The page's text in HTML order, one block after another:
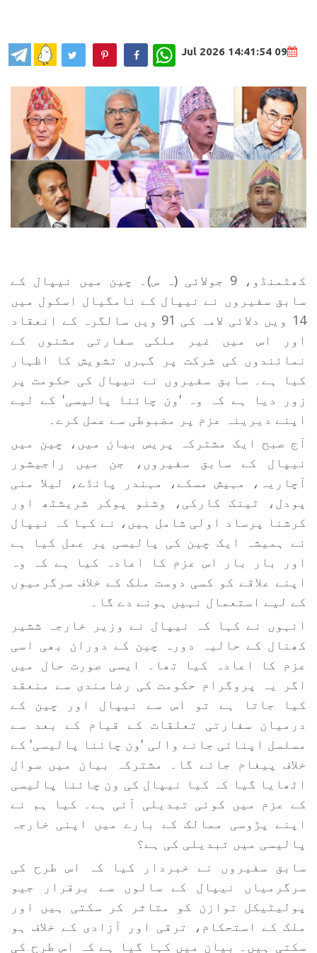
09 Jul 2026 14:41:54
WhatsApp
کھٹمنڈو، 9 جولائی (ہ س)۔ چین میں نیپال کے
سابق سفیروں نے نیپال کے نامگیال اسکول میں
14 ویں دلائی لامہ کی 91 ویں سالگرہ کے انعقاد
اور اس میں غیر ملکی سفارتی مشنوں کے
نمائندوں کی شرکت پر گہری تشویش کا اظہار
کیا ہے۔ سابق سفیروں نے نیپال کی حکومت پر
زور دیا ہے کہ وہ 'ون چائنا پالیسی' کے لیے
اپنے دیرینہ عزم پر مضبوطی سے عمل کرے۔
آج صبح ایک مشترکہ پریس بیان میں، چین میں
نیپال کے سابق سفیروں، جن میں راجیشور
آچاریہ، مہیش مسکے، مہندر پانڈے، لیلا منی
پودل، ٹینک کارکی، وشنو پوکر شریشٹھ اور
کرشنا پرساد اولی شامل ہیں، نے کہا کہ نیپال
نے ہمیشہ ایک چین کی پالیسی پر عمل کیا ہے
اور بار بار اس عزم کا اعادہ کیا ہے کہ وہ
اپنے علاقے کو کسی دوست ملک کے خلاف سرگرمیوں
کے لیے استعمال نہیں ہونے دے گا۔
انہوں نے کہا کہ نیپال نے وزیر خارجہ ششیر
کھنال کے حالیہ دورہ چین کے دوران بھی اسی
عزم کا اعادہ کیا تھا۔ ایسی صورت حال میں
اگر یہ پروگرام حکومت کی رضامندی سے منعقد
کیا جاتا ہے تو اس سے نیپال اور چین کے
درمیان سفارتی تعلقات کے قیام کے بعد سے
مسلسل اپنائی جانے والی 'ون چائنا پالیسی' کے
خلاف پیغام جائے گا۔ مشترکہ بیان میں سوال
اٹھایا گیا کہ کیا نیپال کی ون چائنا پالیسی
کے عزم میں کوئی تبدیلی آئی ہے۔ کیا ہم نے
اپنے پڑوسی ممالک کے بارے میں اپنی خارجہ
پالیسی میں تبدیلی کی ہے؟
سابق سفیروں نے خبردار کیا کہ اس طرح کی
سرگرمیاں نیپال کے سالوں سے برقرار جیو
پولیٹیکل توازن کو متاثر کر سکتی ہیں اور
ملک کے استحکام، ترقی اور آزادی کے خلاف ہو
سکتی ہیں۔ بیان میں کہا گیا ہے کہ اس طرح کی